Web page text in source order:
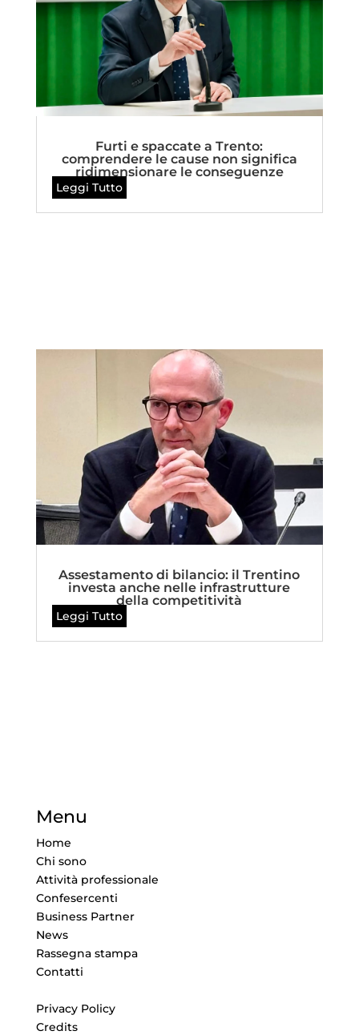
Furti e spaccate a Trento:
comprendere le cause non significa
ridimensionare le conseguenze
Leggi Tutto
Assestamento di bilancio: il Trentino
investa anche nelle infrastrutture
della competitività
Leggi Tutto
Menu
Home
Chi sono
Attività professionale
Confesercenti
Business Partner
News
Rassegna stampa
Contatti
Privacy Policy
Credits